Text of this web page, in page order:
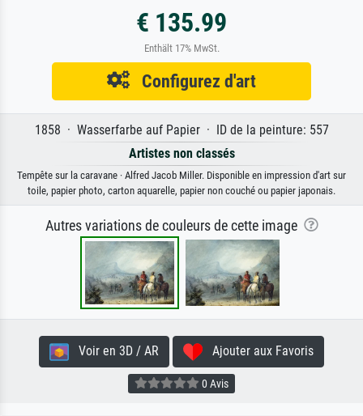
€ 135.99
Enthält 17% MwSt.
Configurez d'art
1858 · Wasserfarbe auf Papier · ID de la peinture: 557
Artistes non classés
Tempête sur la caravane · Alfred Jacob Miller. Disponible en impression d'art sur
toile, papier photo, carton aquarelle, papier non couché ou papier japonais.
Autres variations de couleurs de cette image
Voir en 3D / AR Ajouter aux Favoris
0 Avis